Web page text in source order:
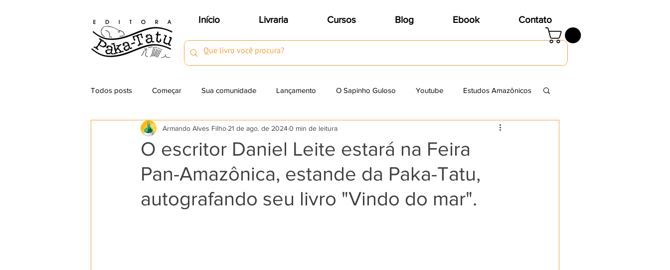
Início Livraria Cursos Blog Ebook Contato
Todos posts Começar Sua comunidade Lançamento O Sapinho Guloso Youtube Estudos Amazônicos
Dica de Livros Eventos Resenhas
O escritor Daniel Leite estará na Feira
Pan-Amazônica, estande da Paka-Tatu,
autografando seu livro "Vindo do mar".
Armando Alves Filho 21 de ago. de 20240 min de leitura